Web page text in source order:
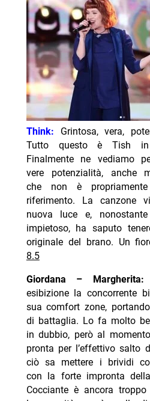
Think: Grintosa, vera,
Tutto questo è Tish in
Finalmente ne vediamo
vere potenzialità, anche
che non è
riferimento. La canzone
nuova luce e,
impietoso, ha saputo
originale del brano. Un
8.5
Giordana – Margherita:
esibizione la concorrente
sua comfort zone,
di battaglia. Lo fa molto
in dubbio, però al
pronta per l’effettivo salto
ciò sa mettere i brividi
con la forte impronta
Cocciante è ancora